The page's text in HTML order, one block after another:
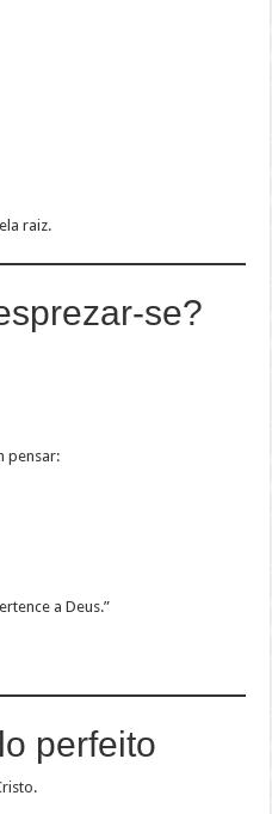
raiz.
se?
pensar:
a Deus.”
perfeito